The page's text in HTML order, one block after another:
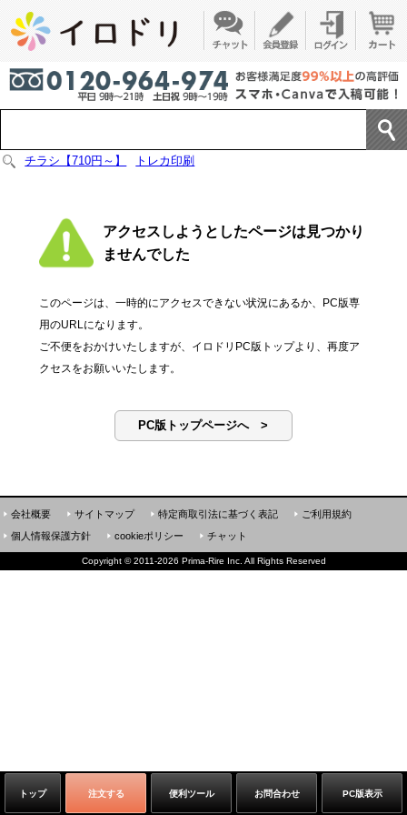
チラシ【710円～】 トレカ印刷
アクセスしようとしたページは見つかり
ませんでした
このページは、一時的にアクセスできない状況にあるか、PC版専
用のURLになります。
ご不便をおかけいたしますが、イロドリPC版トップより、再度ア
クセスをお願いいたします。
PC版トップページへ >
トップ 注文する 便利ツール お問合わせ PC版表示
会社概要 サイトマップ 特定商取引法に基づく表記
ご利用規約
個人情報保護方針
cookieポリシー チャット
Copyright ©2011-2026 Prima-Rire Inc. All Rights Reserved